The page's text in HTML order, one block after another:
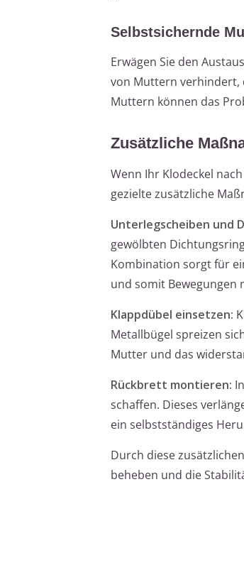
Selbstsichernde
Erwägen Sie den
von Muttern verhindert,
Muttern können das
Zusätzliche
Wenn Ihr Klodeckel
gezielte zusätzliche
Unterlegscheiben und
gewölbten
Kombination sorgt für
und somit Bewegungen
Klappdübel einsetzen:
Metallbügel spreizen
Mutter und das
Rückbrett montieren:
schaffen. Dieses
ein selbstständiges
Durch diese
beheben und die